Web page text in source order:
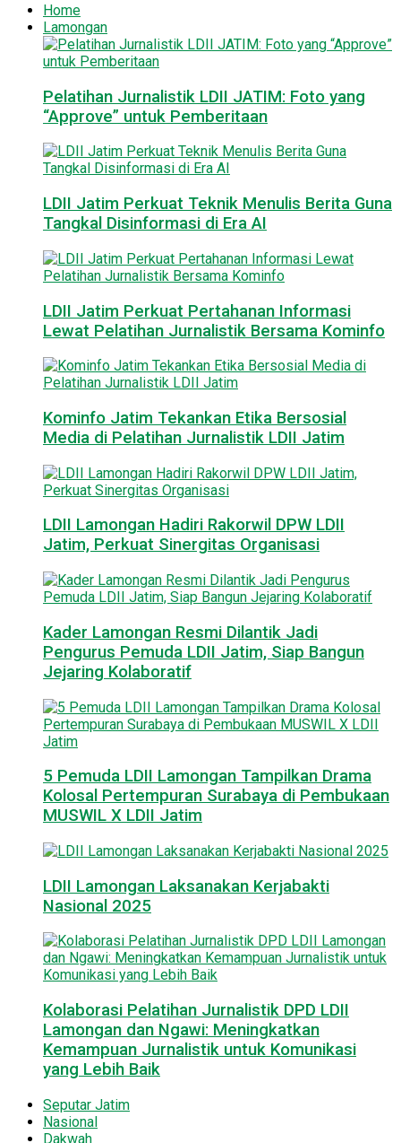
Home
Lamongan
Pelatihan Jurnalistik LDII JATIM: Foto yang
“Approve” untuk Pemberitaan
LDII Jatim Perkuat Teknik Menulis Berita Guna
Tangkal Disinformasi di Era AI
LDII Jatim Perkuat Pertahanan Informasi
Lewat Pelatihan Jurnalistik Bersama Kominfo
Kominfo Jatim Tekankan Etika Bersosial
Media di Pelatihan Jurnalistik LDII Jatim
LDII Lamongan Hadiri Rakorwil DPW LDII
Jatim, Perkuat Sinergitas Organisasi
Kader Lamongan Resmi Dilantik Jadi
Pengurus Pemuda LDII Jatim, Siap Bangun
Jejaring Kolaboratif
5 Pemuda LDII Lamongan Tampilkan Drama
Kolosal Pertempuran Surabaya di Pembukaan
MUSWIL X LDII Jatim
LDII Lamongan Laksanakan Kerjabakti
Nasional 2025
Kolaborasi Pelatihan Jurnalistik DPD LDII
Lamongan dan Ngawi: Meningkatkan
Kemampuan Jurnalistik untuk Komunikasi
yang Lebih Baik
Seputar Jatim
Nasional
Dakwah